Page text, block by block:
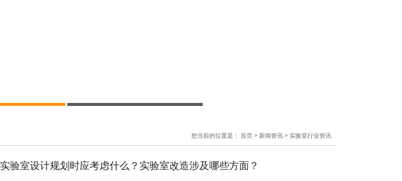
您当前的位置是： 首页 > 新闻资讯 > 实验室行业资讯
实验室设计规划时应考虑什么？实验室改造涉及哪些方面？